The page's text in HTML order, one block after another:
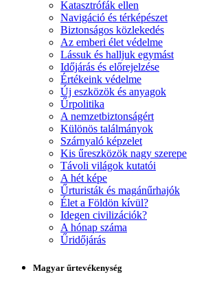
Katasztrófák ellen
Navigáció és térképészet
Biztonságos közlekedés
Az emberi élet védelme
Lássuk és halljuk egymást
Időjárás és előrejelzése
Értékeink védelme
Új eszközök és anyagok
Űrpolitika
A nemzetbiztonságért
Különös találmányok
Szárnyaló képzelet
Kis űreszközök nagy szerepe
Távoli világok kutatói
A hét képe
Űrturisták és magánűrhajók
Élet a Földön kívül?
Idegen civilizációk?
A hónap száma
Űridőjárás
Magyar űrtevékenység